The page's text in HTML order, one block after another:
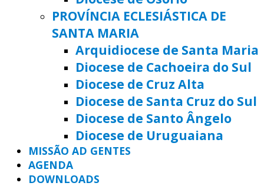
PROVÍNCIA ECLESIÁSTICA DE
SANTA MARIA
Arquidiocese de Santa Maria
Diocese de Cachoeira do Sul
Diocese de Cruz Alta
Diocese de Santa Cruz do Sul
Diocese de Santo Ângelo
Diocese de Uruguaiana
MISSÃO AD GENTES
AGENDA
DOWNLOADS